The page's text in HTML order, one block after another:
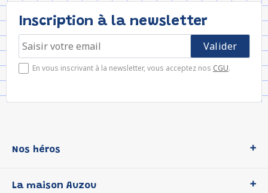
Inscription à la newsletter
En vous inscrivant à la newsletter, vous acceptez nos CGU.
Nos héros
La maison Auzou